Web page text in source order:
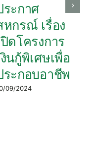
ระกาศ
หกรณ์ เรื่อง
ปิดโครงการ
งินกู้พิเศษเพื่อ
ระกอบอาชีพ
09/2024